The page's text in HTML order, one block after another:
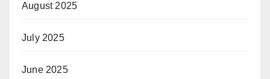
August 2025
July 2025
June 2025